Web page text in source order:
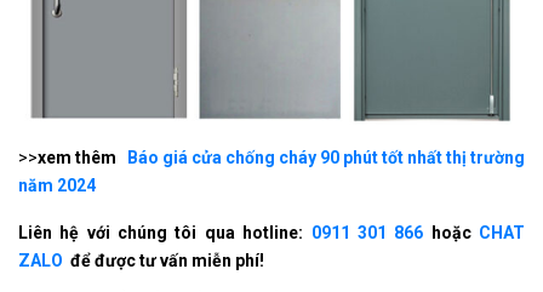
>>xem thêm
Báo giá cửa chống cháy 90 phút tốt nhất thị trường
năm 2024
Liên hệ với chúng tôi qua hotline: 0911 301 866 hoặcCHAT
ZALO để được tư vấn miễn phí!